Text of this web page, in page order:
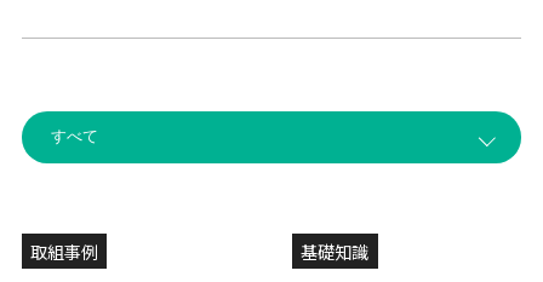
取組事例 基礎知識